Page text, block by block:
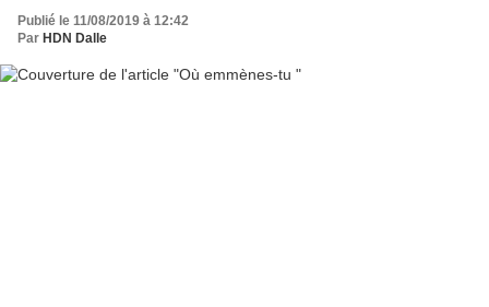
Publié le 11/08/2019 à 12:42
Par HDN Dalle